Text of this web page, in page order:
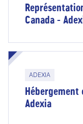
Canada -
ADEXIA
Hébergement
Adexia